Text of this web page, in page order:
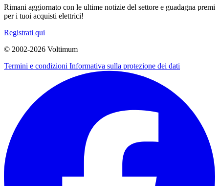
Rimani aggiornato con le ultime notizie del settore e guadagna premi
per i tuoi acquisti elettrici!
Registrati qui
© 2002-2026 Voltimum
Termini e condizioni Informativa sulla protezione dei dati